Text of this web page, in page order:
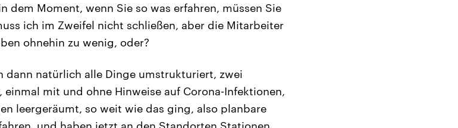
dem Moment, wenn Sie so was erfahren, müssen Sie
ich im Zweifel nicht schließen, aber die Mitarbeiter
ohnehin zu wenig, oder?
dann natürlich alle Dinge umstrukturiert, zwei
einmal mit und ohne Hinweise auf Corona-Infektionen,
leergeräumt, so weit wie das ging, also planbare